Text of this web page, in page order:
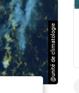
@unité de climatologie
2026
ÉLABORÉ LE
SONT POUR LA
SAINT-MARTIN ET